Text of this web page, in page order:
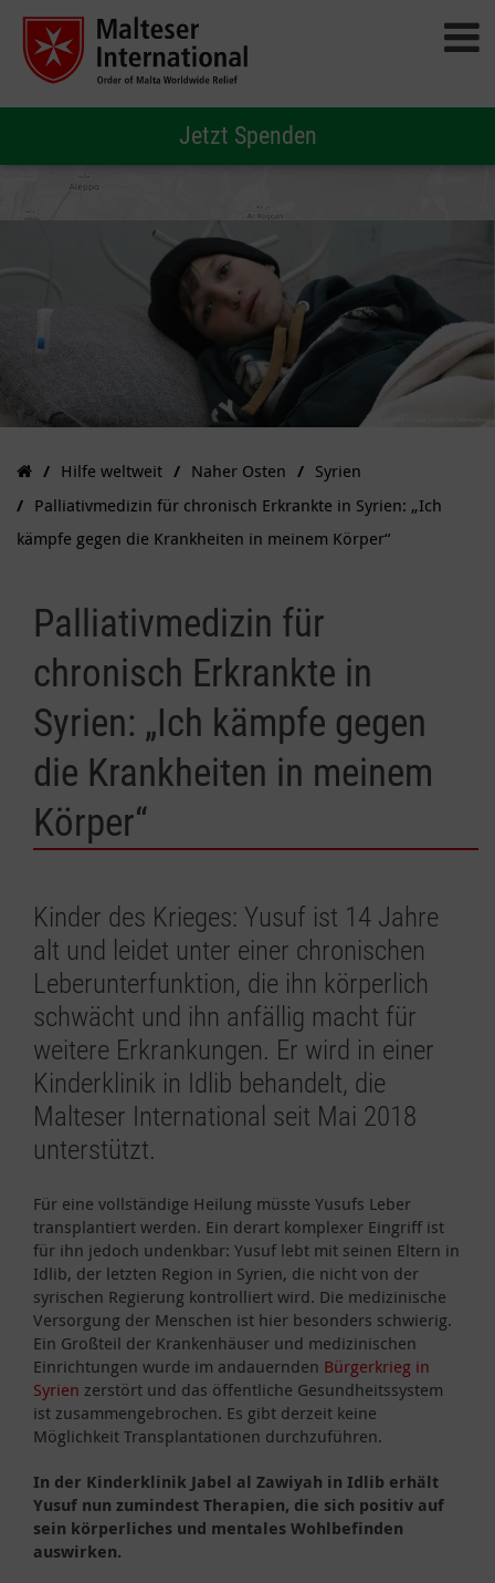
Jetzt Spenden
Hilfe weltweit Naher Osten
Syrien
Palliativmedizin für chronisch Erkrankte in Syrien: „Ich
kämpfe gegen die Krankheiten in meinem Körper“
Palliativmedizin für
chronisch Erkrankte in
Syrien: „Ich kämpfe gegen
die Krankheiten in meinem
Körper“
Kinder des Krieges: Yusuf ist 14 Jahre
alt und leidet unter einer chronischen
Leberunterfunktion, die ihn körperlich
schwächt und ihn anfällig macht für
weitere Erkrankungen. Er wird in einer
Kinderklinik in Idlib behandelt, die
Malteser International seit Mai 2018
unterstützt.
Für eine vollständige Heilung müsste Yusufs Leber
transplantiert werden. Ein derart komplexer Eingriff ist
für ihn jedoch undenkbar: Yusuf lebt mit seinen Eltern in
Idlib, der letzten Region in Syrien, die nicht von der
syrischen Regierung kontrolliert wird. Die medizinische
Versorgung der Menschen ist hier besonders schwierig.
Ein Großteil der Krankenhäuser und medizinischen
Einrichtungen wurde im andauernden Bürgerkrieg in
Syrien zerstört und das öffentliche Gesundheitssystem
ist zusammengebrochen. Es gibt derzeit keine
Möglichkeit Transplantationen durchzuführen.
In der Kinderklinik Jabel al Zawiyah in Idlib erhält
Yusuf nun zumindest Therapien, die sich positiv auf
sein körperliches und mentales Wohlbefinden
auswirken.